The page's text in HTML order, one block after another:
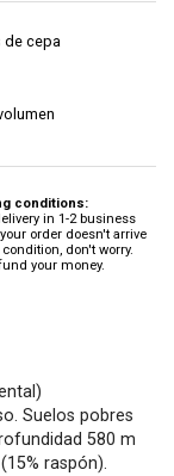
de cepa
conditions:
in 1-2 business
order doesn't arrive
don't worry.
your money.
Suelos pobres
580 m
raspón).